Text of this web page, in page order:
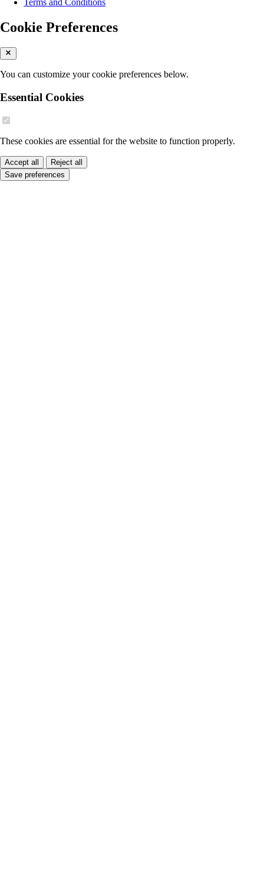
Terms and Conditions
Cookie Preferences
You can customize your cookie preferences below.
Essential Cookies
These cookies are essential for the website to function properly.
Accept all
Reject all
Save preferences